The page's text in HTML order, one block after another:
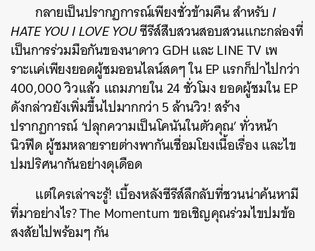
กลายเป็นปรากฏการณ์เพียงชั่วข้ามคืน สำหรับ I
HATE YOU I LOVE YOUซีรีส์สืบสวนสอบสวนแกะกล่องที่
เป็นการร่วมมือกันของนาดาว GDH และ LINE TV เพ
ราะเเค่เพียงยอดผู้ชมออนไลน์สดๆ ใน EP แรกก็ปาไปกว่า
400,000 วิวเเล้ว แถมภายใน 24 ชั่วโมง ยอดผู้ชมใน EP
ดังกล่าวยังเพิ่มขึ้นไปมากกว่า 5 ล้านวิว! สร้าง
ปรากฏการณ์ ‘ปลุกความเป็นโคนันในตัวคุณ’ ทั่วหน้า
นิวฟีด ผู้ชมหลายรายต่างพากันเชื่อมโยงเนื้อเรื่อง และไข
ปมปริศนากันอย่างดุเดือด
แต่ใครเล่าจะรู้! เบื้องหลังซีรีส์ลึกลับที่ชวนน่าค้นหามี
ที่มาอย่างไร? The Momentum ขอเชิญคุณร่วมไขปมข้อ
สงสัยไปพร้อมๆ กัน